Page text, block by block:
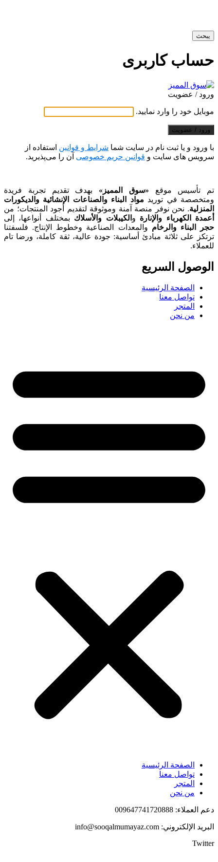
يبحث
حساب کاربری
ورود / عضویت
موبایل خود را وارد نمایید.
ورود / عضویت
با ورود و یا ثبت نام در سایت شما شرایط و قوانین استفاده از
سرویس های سایت و قوانین حریم خصوصی آن را می‌پذیرید.
تم تأسيس موقع «سوق المميز» بهدف تقديم تجربة فريدة
ومتخصصة في توريد مواد البناء والصناعات الإنشائية والديكورات
المنزلية. نحن نوفر منصة آمنة وموثوقة لتقديم أجود المنتجات؛ من
أعمدة الكهرباء والإنارة و الكيبلات والأسلاك بمختلف أنواعها، إلى
حجر البناء والرخام والمعدات الصناعية وخطوط الإنتاج. فلسفتنا
ترتكز على ثلاثة مبادئ أساسية: جودة عالية، ثقة كاملة، ورضا تام
للعملاء.
الوصول السریع
الصفحة الرئيسية
تواصل معنا
المتجر
من نحن
الصفحة الرئيسية
تواصل معنا
المتجر
من نحن
دعم العملاء: 009647741720888
البريد الإلكتروني: info@sooqalmumayaz.com
Twitter